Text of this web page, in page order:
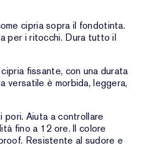
cipria sopra il fondotinta.
per i ritocchi. Dura tutto il
fissante, con una durata
versatile è morbida, leggera,
Aiuta a controllare
fino a 12 ore. Il colore
Resistente al sudore e